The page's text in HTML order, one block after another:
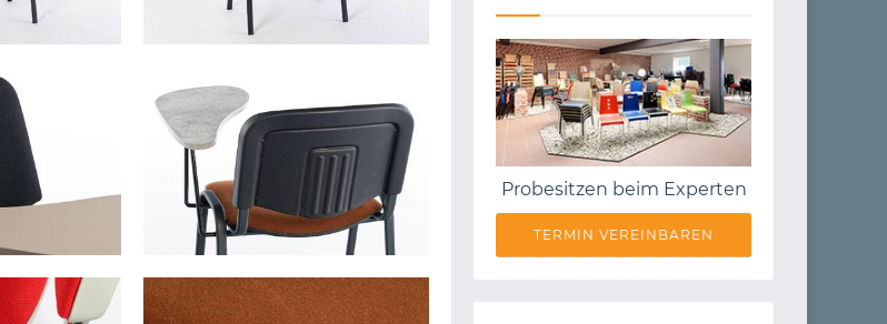
Probesitzen beim Experten
TERMIN VEREINBAREN